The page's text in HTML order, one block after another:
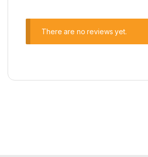
There are no reviews yet.